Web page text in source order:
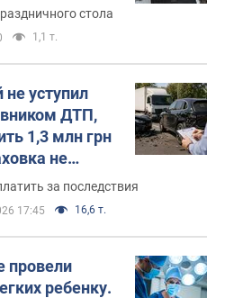
стола
1,1 т.
уступил
ДТП,
1,3 млн грн
не
за последствия
17:45 16,6 т.
провели
ребенку.